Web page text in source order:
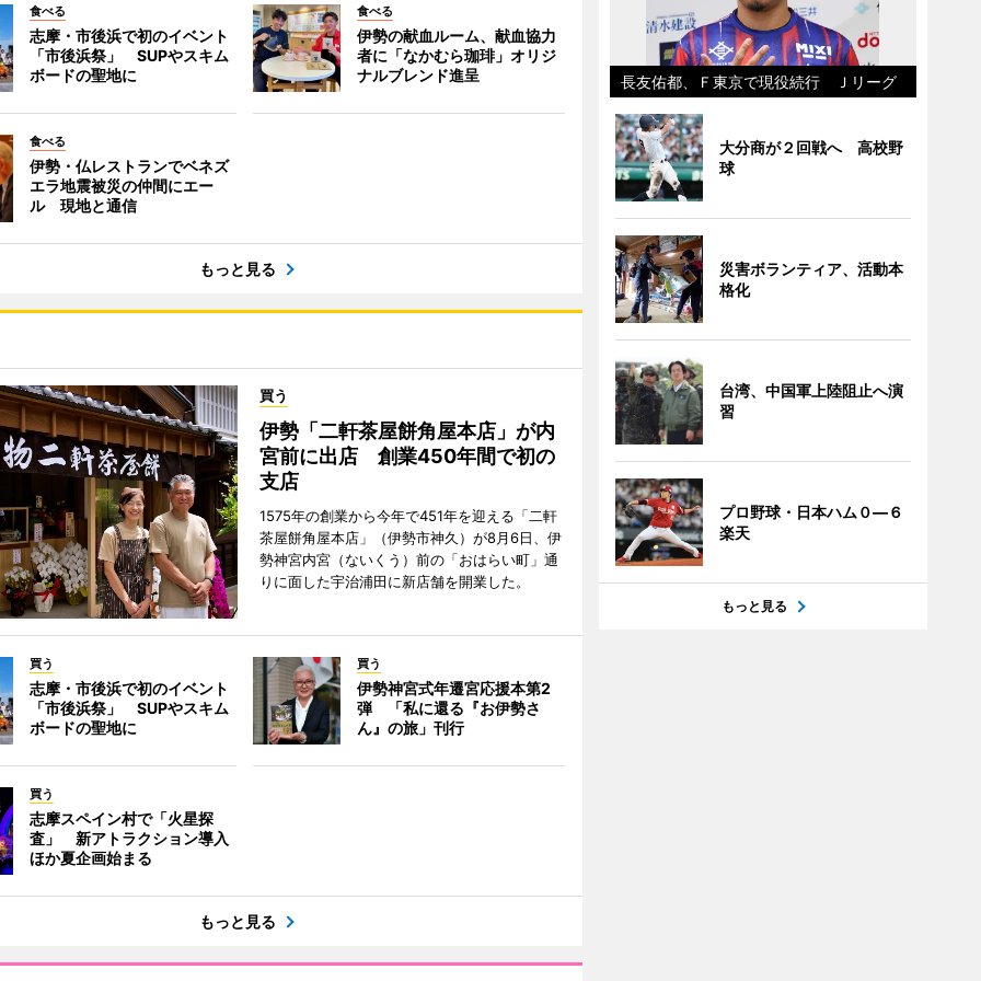
食べる
志摩・市後浜で初のイベント
「市後浜祭」 SUPやスキム
ボードの聖地に
食べる
伊勢の献血ルーム、献血協力
者に「なかむら珈琲」オリジ
ナルブレンド進呈
食べる
伊勢・仏レストランでベネズ
エラ地震被災の仲間にエー
ル 現地と通信
もっと見る
買う
伊勢「二軒茶屋餅角屋本店」が内
宮前に出店 創業450年間で初の
支店
1575年の創業から今年で451年を迎える「二軒
茶屋餅角屋本店」（伊勢市神久）が8月6日、伊
勢神宮内宮（ないくう）前の「おはらい町」通
りに面した宇治浦田に新店舗を開業した。
買う
志摩・市後浜で初のイベント
「市後浜祭」 SUPやスキム
ボードの聖地に
買う
伊勢神宮式年遷宮応援本第2
弾 「私に還る『お伊勢さ
ん』の旅」刊行
買う
志摩スペイン村で「火星探
査」 新アトラクション導入
ほか夏企画始まる
もっと見る
長友佑都、Ｆ東京で現役続行 Ｊリーグ
大分商が２回戦へ 高校野
球
災害ボランティア、活動本
格化
台湾、中国軍上陸阻止へ演
習
プロ野球・日本ハム０―６
楽天
もっと見る